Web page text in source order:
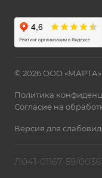
© 2026 ООО «МАРТА»
Политика
Согласие на
Версия для
Л041-01167-59/